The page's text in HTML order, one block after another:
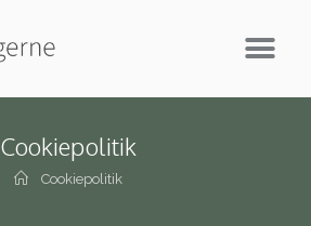
Cookiepolitik
Cookiepolitik